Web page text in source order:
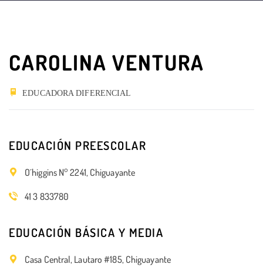
CAROLINA VENTURA
EDUCADORA DIFERENCIAL
EDUCACIÓN PREESCOLAR
O´higgins N° 2241, Chiguayante
41 3 833780
EDUCACIÓN BÁSICA Y MEDIA
Casa Central, Lautaro #185, Chiguayante